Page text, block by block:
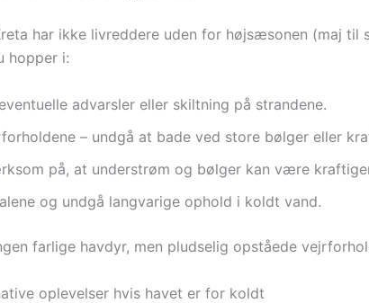
har ikke livreddere uden for højsæsonen (maj
hopper i:
advarsler eller skiltning på strandene.
– undgå at bade ved store bølger eller
på, at understrøm og bølger kan være
og undgå langvarige ophold i koldt vand.
farlige havdyr, men pludselig opståede
oplevelser hvis havet er for koldt